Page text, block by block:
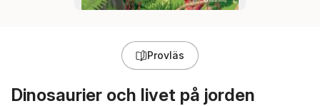
Provläs
Dinosaurier och livet på jorden